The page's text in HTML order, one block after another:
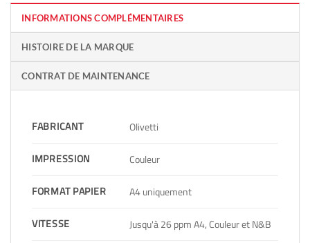
INFORMATIONS COMPLÉMENTAIRES
HISTOIRE DE LA MARQUE
CONTRAT DE MAINTENANCE
FABRICANT Olivetti
IMPRESSION Couleur
FORMAT PAPIER A4 uniquement
VITESSE
Jusqu'à 26 ppm A4, Couleur et N&B